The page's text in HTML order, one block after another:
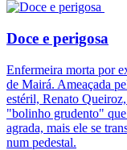
Doce e perigosa
Enfermeira morta por
de Mairá. Ameaçada
estéril, Renato
"bolinho grudento"
agrada, mais ele se
num pedestal.